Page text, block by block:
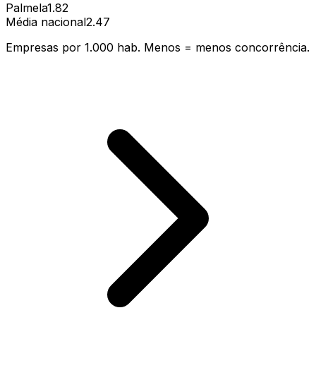
Palmela1.82
Média nacional2.47
Empresas por 1.000 hab. Menos = menos concorrência.